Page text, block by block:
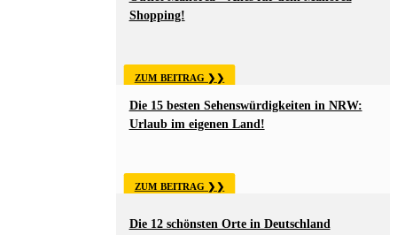
Shopping!
ZUM BEITRAG
Die 15 besten Sehenswürdigkeiten in NRW:
Urlaub im eigenen Land!
ZUM BEITRAG
Die 12 schönsten Orte in Deutschland